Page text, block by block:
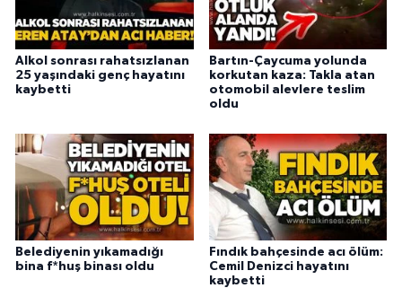
Alkol sonrası rahatsızlanan
25 yaşındaki genç hayatını
kaybetti
Bartın-Çaycuma yolunda
korkutan kaza: Takla atan
otomobil alevlere teslim
oldu
Belediyenin yıkamadığı
bina f*huş binası oldu
Fındık bahçesinde acı ölüm:
Cemil Denizci hayatını
kaybetti